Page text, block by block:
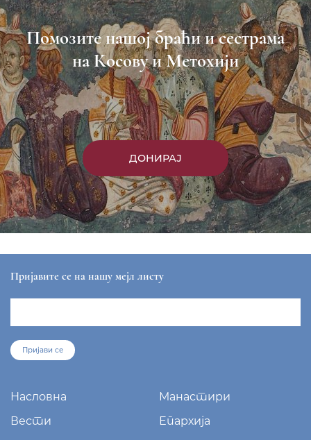
Помозите нашој браћи и сестрама
на Косову и Метохији
ДОНИРАЈ
Пријавите се на нашу мејл листу
Пријави се
Насловна
Манастири
Вести
Епархија